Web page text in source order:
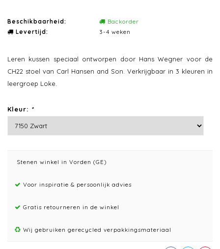
Beschikbaarheid:
Backorder
Levertijd:
3-4 weken
Leren kussen speciaal ontworpen door Hans Wegner voor de
CH22 stoel van Carl Hansen and Son. Verkrijgbaar in 3 kleuren in
leergroep Loke.
Kleur: *
Stenen winkel in Vorden (GE)
Voor inspiratie & persoonlijk advies
Gratis retourneren in de winkel
Wij gebruiken gerecycled verpakkingsmateriaal